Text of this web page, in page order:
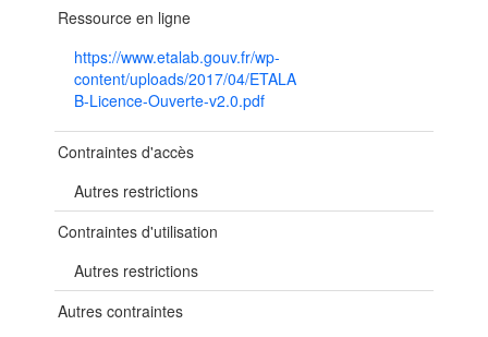
Ressource en ligne
https://www.etalab.gouv.fr/wp-
content/uploads/2017/04/ETALA
B-Licence-Ouverte-v2.0.pdf
Contraintes d'accès
Autres restrictions
Contraintes d'utilisation
Autres restrictions
Autres contraintes